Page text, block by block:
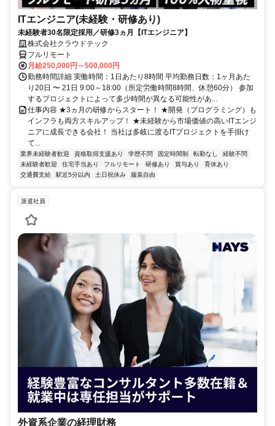
ITエンジニア(未経験・研修あり)
未経験者30名限定採用／研修3ヵ月【ITエンジニア】
株式会社クラウドテック
フルリモート
月給250,000円～500,000円
勤務時間詳細 実働時間：1日あたり8時間 平均勤務日数：1ヶ月あた
り20日 〜 21日 9:00～18:00（所定労働時間8時間、休憩60分） 参加
するプロジェクトによって多少時間が異なる可能性があ...
仕事内容 ★3ヵ月の研修からスタート！ ★開発（プログラミング）も
インフラも両方スキルアップ！ ★未経験から市場価値の高いITエンジ
ニアに成長できる会社！ 当社は多岐に渡るITプロジェクトを手掛け
て...
業界未経験者歓迎 資格取得支援あり 学歴不問 固定時間制 転勤なし
経験不問
未経験者歓迎
住宅手当あり フルリモート 研修あり 賞与あり
育休あり
交通費支給
駅近5分以内 土日祝休み 服装自由
派遣社員
外資系企業の経理財務